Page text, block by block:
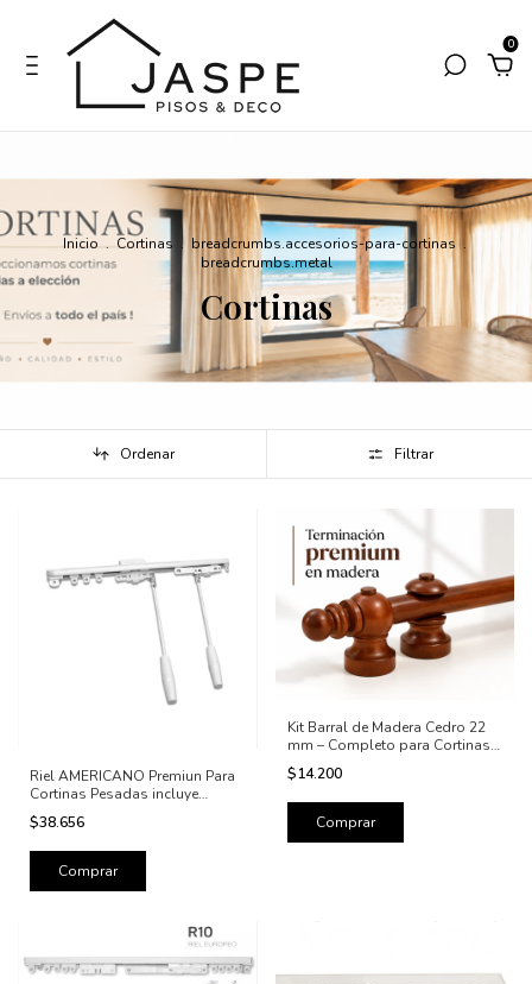
0
Inicio . Cortinas . breadcrumbs.accesorios-para-cortinas .
breadcrumbs.metal
Cortinas
Ordenar Filtrar
Riel AMERICANO Premiun Para
Cortinas Pesadas incluye
Baston
$38.656
Comprar
Kit Barral de Madera Cedro 22
mm – Completo para Cortinas |
Calidad Premium
$14.200
Comprar